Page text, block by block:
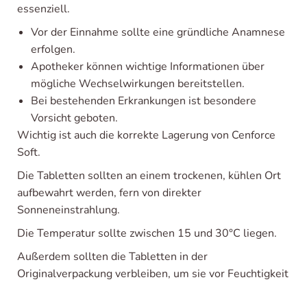
essenziell.
Vor der Einnahme sollte eine gründliche Anamnese
erfolgen.
Apotheker können wichtige Informationen über
mögliche Wechselwirkungen bereitstellen.
Bei bestehenden Erkrankungen ist besondere
Vorsicht geboten.
Wichtig ist auch die korrekte Lagerung von Cenforce
Soft.
Die Tabletten sollten an einem trockenen, kühlen Ort
aufbewahrt werden, fern von direkter
Sonneneinstrahlung.
Die Temperatur sollte zwischen 15 und 30°C liegen.
Außerdem sollten die Tabletten in der
Originalverpackung verbleiben, um sie vor Feuchtigkeit